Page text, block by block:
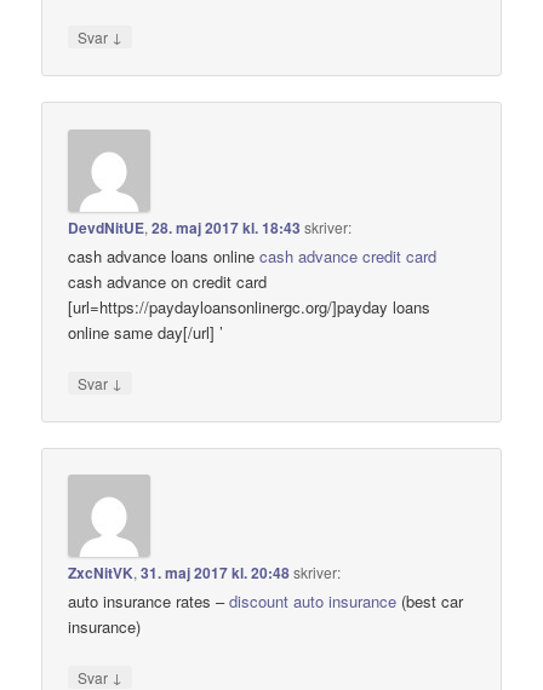
Svar ↓
DevdNitUE,28. maj 2017 kl. 18:43 skriver:
cash advance loans onlinecash advance credit card
cash advance on credit card
[url=https://paydayloansonlinergc.org/]payday loans
online same day[/url] ’
Svar ↓
ZxcNitVK,31. maj 2017 kl. 20:48skriver:
auto insurance rates –discount auto insurance (best car
insurance)
Svar ↓